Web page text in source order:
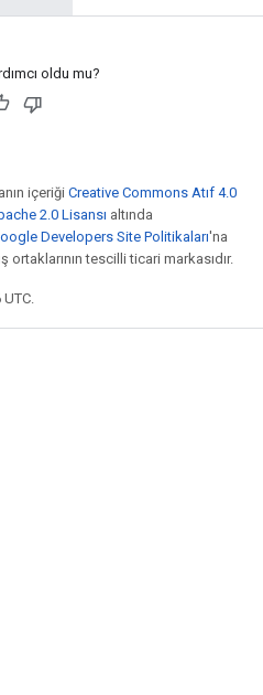
oldu mu?
içeriği Creative Commons Atıf 4.0
2.0 Lisansı altında
Developers Site Politikaları'na
ortaklarının tescilli ticari markasıdır.